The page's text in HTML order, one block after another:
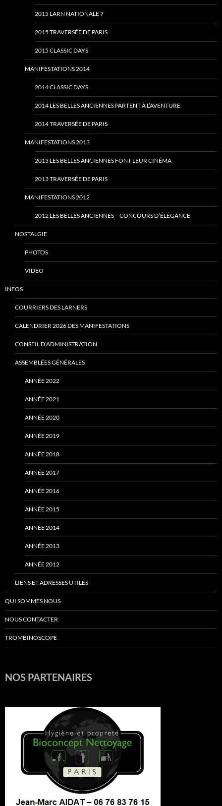
2015 LARN NATIONALE 7
2015 TRAVERSÉE DE PARIS
2015 CLASSIC DAYS
MANIFESTATIONS 2014
2014 CLASSIC DAYS
2014 LES BELLES ANCIENNES PARTENT À L’AVENTURE
2014 TRAVERSÉE DE PARIS
MANIFESTATIONS 2013
2013 LES BELLES ANCIENNES FONT LEUR CINÉMA
2013 TRAVERSÉE DE PARIS
MANIFESTATIONS 2012
2012 LES BELLES ANCIENNES – CONCOURS D’ÉLÉGANCE
NOSTALGIE
PHOTOS
VIDEO
INFOS
COURRIERS DES LARNERS
CALENDRIER 2026 DES MANIFESTATIONS
CONSEIL D’ADMINISTRATION
ASSEMBLÉES GÉNÉRALES
ANNÉE 2022
ANNÉE 2021
ANNÉE 2020
ANNÉE 2019
ANNÉE 2018
ANNÉE 2017
ANNÉE 2016
ANNÉE 2015
ANNÉE 2014
ANNÉE 2013
ANNÉE 2012
LIENS ET ADRESSES UTILES
QUI SOMMES NOUS
NOUS CONTACTER
TROMBINOSCOPE
NOS PARTENAIRES